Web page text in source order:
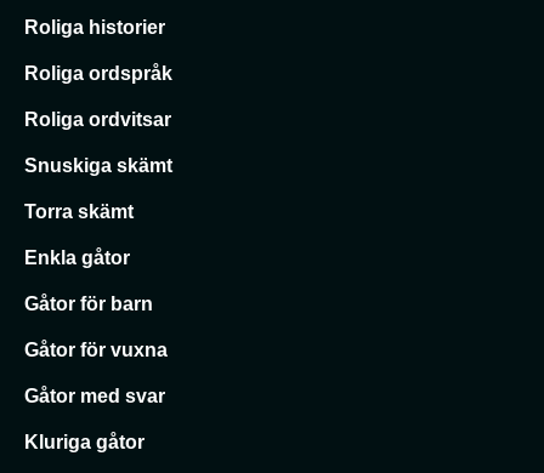
Roliga historier
Roliga ordspråk
Roliga ordvitsar
Snuskiga skämt
Torra skämt
Enkla gåtor
Gåtor för barn
Gåtor för vuxna
Gåtor med svar
Kluriga gåtor